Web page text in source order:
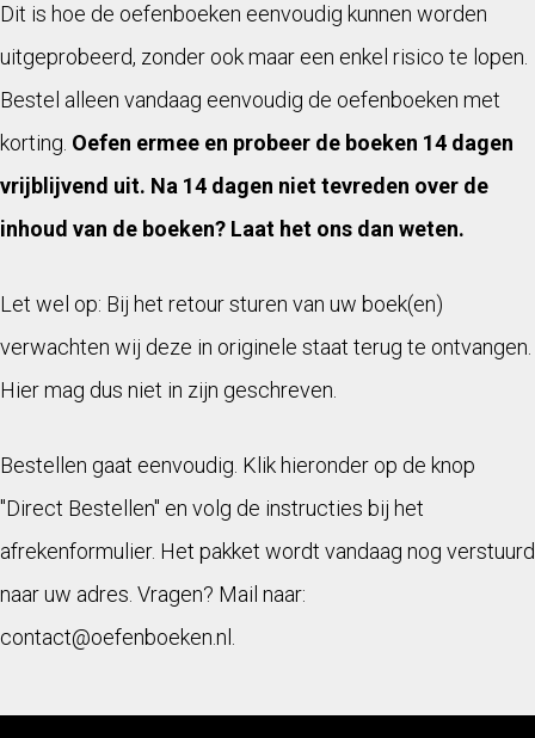
Dit is hoe de oefenboeken eenvoudig kunnen worden
uitgeprobeerd, zonder ook maar een enkel risico te lopen.
Bestel alleen vandaag eenvoudig de oefenboeken met
korting. Oefen ermee en probeer de boeken 14 dagen
vrijblijvend uit. Na 14 dagen niet tevreden over de
inhoud van de boeken? Laat het ons dan weten.
Let wel op: Bij het retour sturen van uw boek(en)
verwachten wij deze in originele staat terug te ontvangen.
Hier mag dus niet in zijn geschreven.
Bestellen gaat eenvoudig. Klik hieronder op de knop
"Direct Bestellen" en volg de instructies bij het
afrekenformulier. Het pakket wordt vandaag nog verstuurd
naar uw adres. Vragen? Mail naar:
contact@oefenboeken.nl.